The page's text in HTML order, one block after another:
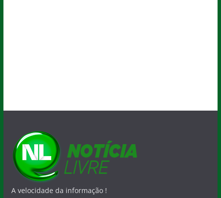
A velocidade da informação !